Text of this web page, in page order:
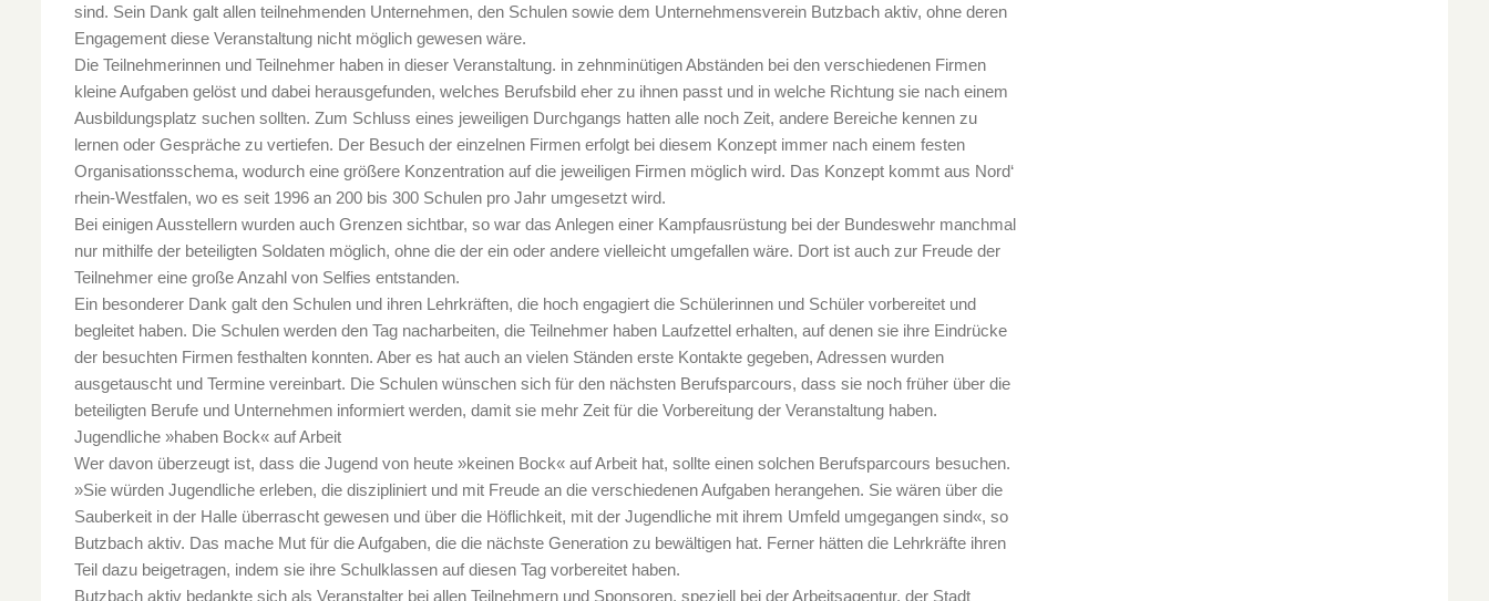
sind. Sein Dank galt allen teilnehmenden Unternehmen, den Schulen sowie dem Unternehmensverein Butzbach aktiv, ohne deren
Engagement diese Veranstaltung nicht möglich gewesen wäre.
Die Teilnehmerinnen und Teilnehmer haben in dieser Veranstaltung. in zehnminütigen Abständen bei den verschiedenen Firmen
kleine Aufgaben gelöst und dabei herausgefunden, welches Berufsbild eher zu ihnen passt und in welche Richtung sie nach einem
Ausbildungsplatz suchen sollten. Zum Schluss eines jeweiligen Durchgangs hatten alle noch Zeit, andere Bereiche kennen zu
lernen oder Gespräche zu vertiefen. Der Besuch der einzelnen Firmen erfolgt bei diesem Konzept immer nach einem festen
Organisationsschema, wodurch eine größere Konzentration auf die jeweiligen Firmen möglich wird. Das Konzept kommt aus Nord‘
rhein-Westfalen, wo es seit 1996 an 200 bis 300 Schulen pro Jahr umgesetzt wird.
Bei einigen Ausstellern wurden auch Grenzen sichtbar, so war das Anlegen einer Kampfausrüstung bei der Bundeswehr manchmal
nur mithilfe der beteiligten Soldaten möglich, ohne die der ein oder andere vielleicht umgefallen wäre. Dort ist auch zur Freude der
Teilnehmer eine große Anzahl von Selfies entstanden.
Ein besonderer Dank galt den Schulen und ihren Lehrkräften, die hoch engagiert die Schülerinnen und Schüler vorbereitet und
begleitet haben. Die Schulen werden den Tag nacharbeiten, die Teilnehmer haben Laufzettel erhalten, auf denen sie ihre Eindrücke
der besuchten Firmen festhalten konnten. Aber es hat auch an vielen Ständen erste Kontakte gegeben, Adressen wurden
ausgetauscht und Termine vereinbart. Die Schulen wünschen sich für den nächsten Berufsparcours, dass sie noch früher über die
beteiligten Berufe und Unternehmen informiert werden, damit sie mehr Zeit für die Vorbereitung der Veranstaltung haben.
Jugendliche »haben Bock« auf Arbeit
Wer davon überzeugt ist, dass die Jugend von heute »keinen Bock« auf Arbeit hat, sollte einen solchen Berufsparcours besuchen.
»Sie würden Jugendliche erleben, die diszipliniert und mit Freude an die verschiedenen Aufgaben herangehen. Sie wären über die
Sauberkeit in der Halle überrascht gewesen und über die Höflichkeit, mit der Jugendliche mit ihrem Umfeld umgegangen sind«, so
Butzbach aktiv. Das mache Mut für die Aufgaben, die die nächste Generation zu bewältigen hat. Ferner hätten die Lehrkräfte ihren
Teil dazu beigetragen, indem sie ihre Schulklassen auf diesen Tag vorbereitet haben.
Butzbach aktiv bedankte sich als Veranstalter bei allen Teilnehmern und Sponsoren. speziell bei der Arbeitsagentur, der Stadt